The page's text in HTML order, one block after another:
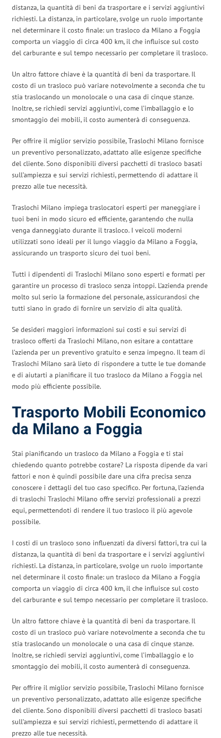
distanza, la quantità di beni da trasportare e i servizi aggiuntivi
richiesti. La distanza, in particolare, svolge un ruolo importante
nel determinare il costo finale: un trasloco da Milano a Foggia
comporta un viaggio di circa 400 km, il che influisce sul costo
del carburante e sul tempo necessario per completare il trasloco.
Un altro fattore chiave è la quantità di beni da trasportare. Il
costo di un trasloco può variare notevolmente a seconda che tu
stia traslocando un monolocale o una casa di cinque stanze.
Inoltre, se richiedi servizi aggiuntivi, come l’imballaggio e lo
smontaggio dei mobili, il costo aumenterà di conseguenza.
Per offrire il miglior servizio possibile, Traslochi Milano fornisce
un preventivo personalizzato, adattato alle esigenze specifiche
del cliente. Sono disponibili diversi pacchetti di trasloco basati
sull’ampiezza e sui servizi richiesti, permettendo di adattare il
prezzo alle tue necessità.
Traslochi Milano impiega traslocatori esperti per maneggiare i
tuoi beni in modo sicuro ed efficiente, garantendo che nulla
venga danneggiato durante il trasloco. I veicoli moderni
utilizzati sono ideali per il lungo viaggio da Milano a Foggia,
assicurando un trasporto sicuro dei tuoi beni.
Tutti i dipendenti di Traslochi Milano sono esperti e formati per
garantire un processo di trasloco senza intoppi. L’azienda prende
molto sul serio la formazione del personale, assicurandosi che
tutti siano in grado di fornire un servizio di alta qualità.
Se desideri maggiori informazioni sui costi e sui servizi di
trasloco offerti da Traslochi Milano, non esitare a contattare
l’azienda per un preventivo gratuito e senza impegno. Il team di
Traslochi Milano sarà lieto di rispondere a tutte le tue domande
e di aiutarti a pianificare il tuo trasloco da Milano a Foggia nel
modo più efficiente possibile.
Trasporto Mobili Economico
da Milano a Foggia
Stai pianificando un trasloco da Milano a Foggia e ti stai
chiedendo quanto potrebbe costare? La risposta dipende da vari
fattori e non è quindi possibile dare una cifra precisa senza
conoscere i dettagli del tuo caso specifico. Per fortuna, l’azienda
di traslochi Traslochi Milano offre servizi professionali a prezzi
equi, permettendoti di rendere il tuo trasloco il più agevole
possibile.
I costi di un trasloco sono influenzati da diversi fattori, tra cui la
distanza, la quantità di beni da trasportare e i servizi aggiuntivi
richiesti. La distanza, in particolare, svolge un ruolo importante
nel determinare il costo finale: un trasloco da Milano a Foggia
comporta un viaggio di circa 400 km, il che influisce sul costo
del carburante e sul tempo necessario per completare il trasloco.
Un altro fattore chiave è la quantità di beni da trasportare. Il
costo di un trasloco può variare notevolmente a seconda che tu
stia traslocando un monolocale o una casa di cinque stanze.
Inoltre, se richiedi servizi aggiuntivi, come l’imballaggio e lo
smontaggio dei mobili, il costo aumenterà di conseguenza.
Per offrire il miglior servizio possibile, Traslochi Milano fornisce
un preventivo personalizzato, adattato alle esigenze specifiche
del cliente. Sono disponibili diversi pacchetti di trasloco basati
sull’ampiezza e sui servizi richiesti, permettendo di adattare il
prezzo alle tue necessità.